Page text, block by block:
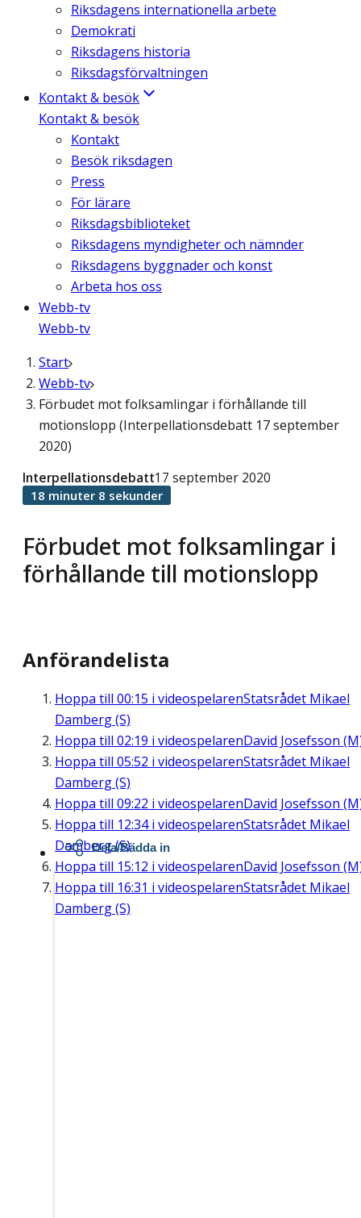
Riksdagens internationella arbete
Demokrati
Riksdagens historia
Riksdagsförvaltningen
Kontakt & besök
Kontakt & besök
Kontakt
Besök riksdagen
Press
För lärare
Riksdagsbiblioteket
Riksdagens myndigheter och nämnder
Riksdagens byggnader och konst
Arbeta hos oss
Webb-tv
Webb-tv
Start
Webb-tv
Förbudet mot folksamlingar i förhållande till
motionslopp (Interpellationsdebatt 17 september
2020)
Förbudet mot folksamlingar i
förhållande till motionslopp
Interpellationsdebatt17 september 2020
18 minuter 8 sekunder
Anförandelista
Hoppa till 00:15 i videospelarenStatsrådet Mikael
Damberg (S)
Hoppa till 02:19 i videospelarenDavid Josefsson
Hoppa till 05:52 i videospelarenStatsrådet Mikael
Damberg (S)
Hoppa till 09:22 i videospelarenDavid Josefsson
Hoppa till 12:34i videospelarenStatsrådet Mikael
Damberg (S)
Hoppa till 15:12 i videospelarenDavid Josefsson
Hoppa till 16:31 i videospelarenStatsrådet Mikael
Damberg (S)
Dela/Bädda in